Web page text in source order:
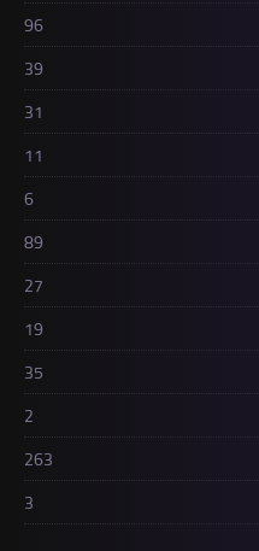
96
39
31
11
6
89
27
19
35
2
263
3